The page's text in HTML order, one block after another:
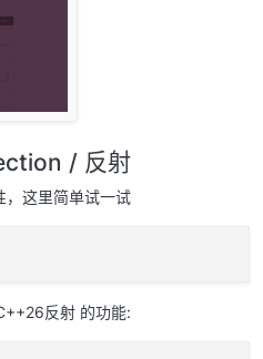
/ 反射
这里简单试一试
反射 的功能: